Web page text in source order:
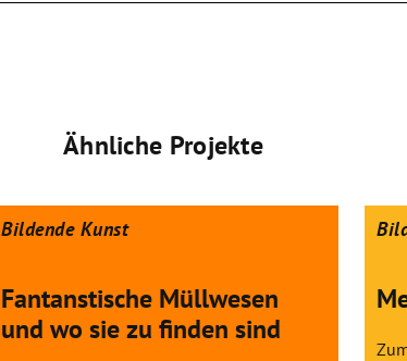
Ähnliche Projekte
Bildende Kunst
Fantanstische Müllwesen
und wo sie zu finden sind